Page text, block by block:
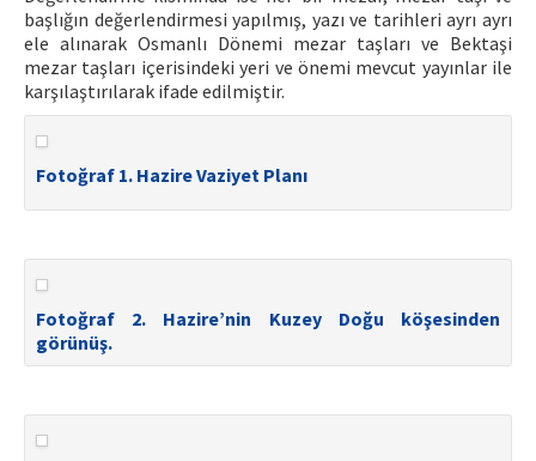
başlığın değerlendirmesi yapılmış, yazı ve tarihleri ayrı ayrı
ele alınarak Osmanlı Dönemi mezar taşları ve Bektaşi
mezar taşları içerisindeki yeri ve önemi mevcut yayınlar ile
karşılaştırılarak ifade edilmiştir.
Fotoğraf 1. Hazire Vaziyet Planı
Fotoğraf 2. Hazire’nin Kuzey Doğu köşesinden
görünüş.